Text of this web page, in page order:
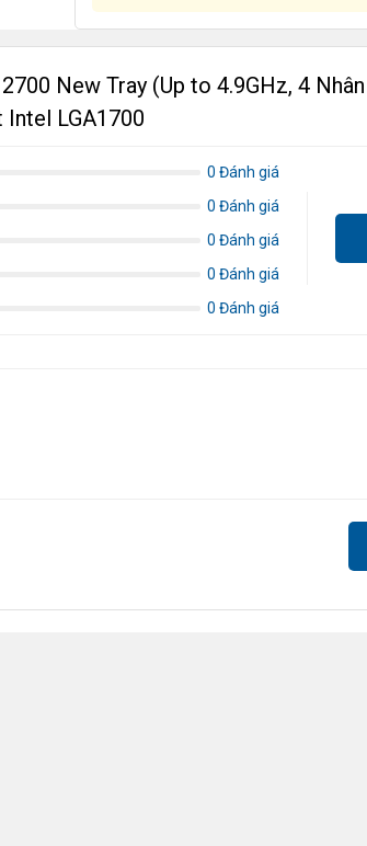
New Tray (Up to 4.9GHz, 4
LGA1700
0 Đánh giá
0 Đánh giá
0 Đánh giá
0 Đánh giá
0 Đánh giá